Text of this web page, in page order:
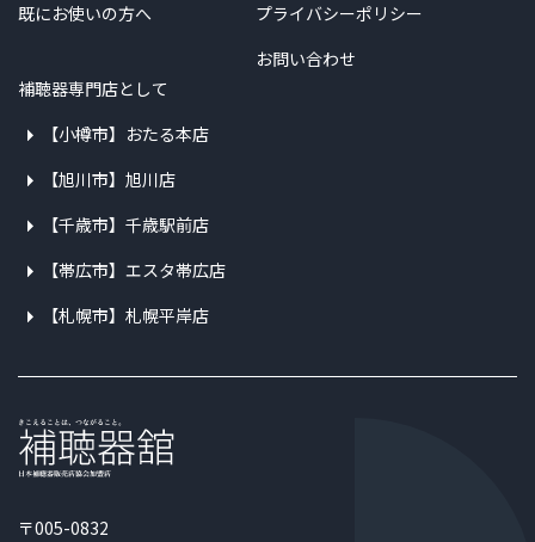
既にお使いの方へ
プライバシーポリシー
お問い合わせ
補聴器専門店として
【小樽市】おたる本店
【旭川市】旭川店
【千歳市】千歳駅前店
【帯広市】エスタ帯広店
【札幌市】札幌平岸店
〒005-0832